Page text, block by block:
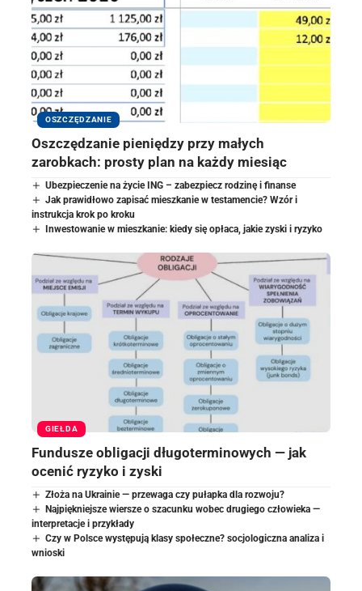
OSZCZĘDZANIE
Oszczędzanie pieniędzy przy małych
zarobkach: prosty plan na każdy miesiąc
Ubezpieczenie na życie ING – zabezpiecz rodzinę i finanse
Jak prawidłowo zapisać mieszkanie w testamencie? Wzór i
instrukcja krok po kroku
Inwestowanie w mieszkanie: kiedy się opłaca, jakie zyski i ryzyko
GIEŁDA
Fundusze obligacji długoterminowych — jak
ocenić ryzyko i zyski
Złoża na Ukrainie — przewaga czy pułapka dla rozwoju?
Najpiękniejsze wiersze o szacunku wobec drugiego człowieka —
interpretacje i przykłady
Czy w Polsce występują klasy społeczne? socjologiczna analiza i
wnioski